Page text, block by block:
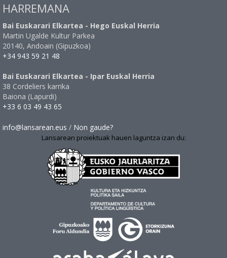
HARREMANA
Bai Euskarari Elkartea - Hego Euskal Herria
Martin Ugalde Kultur Parkea
20140, Andoain (Gipuzkoa)
+34 943 59 21 48
Bai Euskarari Elkartea - Ipar Euskal Herria
38 Cordeliers karrika
Baiona (Lapurdi)
+33 6 03 49 43 65
info@lansarean.eus / Non gaude?
Lansarean proiektuak hauen laguntza izan du: